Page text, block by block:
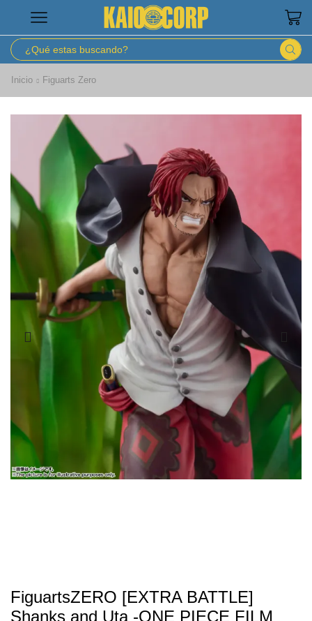
Inicio Figuarts Zero
FiguartsZERO [EXTRA BATTLE]
Shanks and Uta -ONE PIECE FILM